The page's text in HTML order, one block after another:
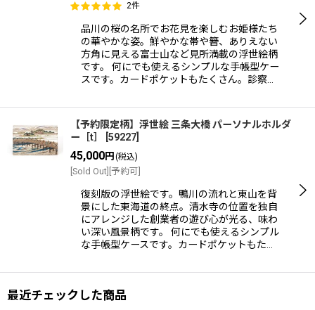
2件
品川の桜の名所でお花見を楽しむお姫様たち
の華やかな姿。鮮やかな帯や簪、ありえない
方角に見える富士山など見所満載の浮世絵柄
です。 何にでも使えるシンプルな手帳型ケー
スです。カードポケットもたくさん。診察…
【予約限定柄】浮世絵 三条大橋 パーソナルホルダ
ー［t］
59227
45,000円 (税込)
[Sold Out][予約可]
復刻版の浮世絵です。鴨川の流れと東山を背
景にした東海道の終点。清水寺の位置を独自
にアレンジした創業者の遊び心が光る、味わ
い深い風景柄です。 何にでも使えるシンプル
な手帳型ケースです。カードポケットもた…
最近チェックした商品